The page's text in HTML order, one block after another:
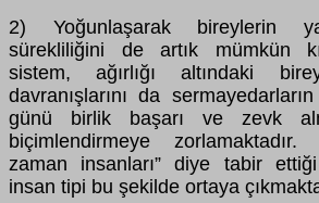
2) Yoğunlaşarak bireylerin
sürekliliğini de artık mümkün
sistem, ağırlığı altındaki
davranışlarını da
günü birlik başarı ve zevk
biçimlendirmeye zorlamaktadır.
zaman insanları” diye tabir
insan tipi bu şekilde ortaya